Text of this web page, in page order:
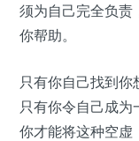
须为自己完全负责
你帮助。
只有你自己找到你
只有你令自己成为
你才能将这种空虚